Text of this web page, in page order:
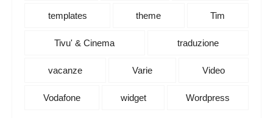
templates theme Tim
Tivu' & Cinema traduzione
vacanze Varie Video
Vodafone widget Wordpress